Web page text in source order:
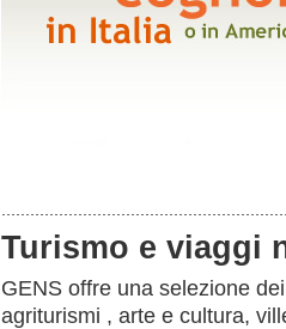
Turismo e viaggi
GENS offre una selezione
agriturismi , arte e cultura,